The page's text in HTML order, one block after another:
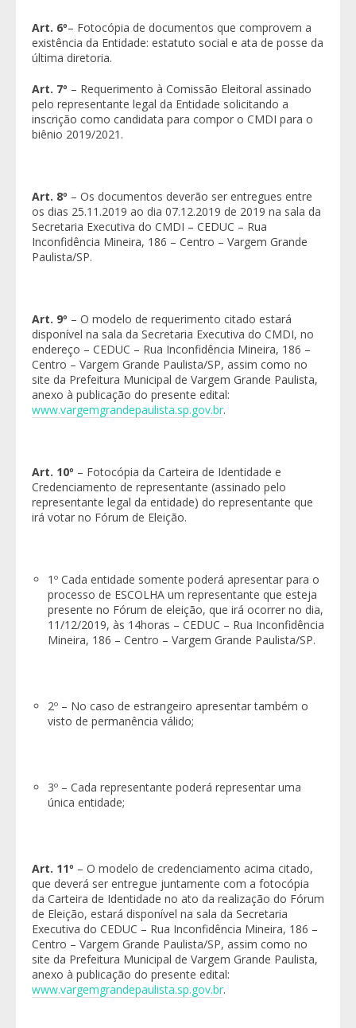
Art. 6º– Fotocópia de documentos que comprovem a
existência da Entidade: estatuto social e ata de posse da
última diretoria.
Art. 7º – Requerimento à Comissão Eleitoral assinado
pelo representante legal da Entidade solicitando a
inscrição como candidata para compor o CMDI para o
biênio 2019/2021.
Art. 8º – Os documentos deverão ser entregues entre
os dias 25.11.2019 ao dia 07.12.2019 de 2019 na sala da
Secretaria Executiva do CMDI – CEDUC – Rua
Inconfidência Mineira, 186 – Centro – Vargem Grande
Paulista/SP.
Art. 9º – O modelo de requerimento citado estará
disponível na sala da Secretaria Executiva do CMDI, no
endereço – CEDUC – Rua Inconfidência Mineira, 186 –
Centro – Vargem Grande Paulista/SP, assim como no
site da Prefeitura Municipal de Vargem Grande Paulista,
anexo à publicação do presente edital:
www.vargemgrandepaulista.sp.gov.br.
Art. 10º – Fotocópia da Carteira de Identidade e
Credenciamento de representante (assinado pelo
representante legal da entidade) do representante que
irá votar no Fórum de Eleição.
1º Cada entidade somente poderá apresentar para o
processo de ESCOLHA um representante que esteja
presente no Fórum de eleição, que irá ocorrer no dia,
11/12/2019, às 14horas – CEDUC – Rua Inconfidência
Mineira, 186 – Centro – Vargem Grande Paulista/SP.
2º – No caso de estrangeiro apresentar também o
visto de permanência válido;
3º – Cada representante poderá representar uma
única entidade;
Art. 11º – O modelo de credenciamento acima citado,
que deverá ser entregue juntamente com a fotocópia
da Carteira de Identidade no ato da realização do Fórum
de Eleição, estará disponível na sala da Secretaria
Executiva do CEDUC – Rua Inconfidência Mineira, 186 –
Centro – Vargem Grande Paulista/SP, assim como no
site da Prefeitura Municipal de Vargem Grande Paulista,
anexo à publicação do presente edital:
www.vargemgrandepaulista.sp.gov.br.